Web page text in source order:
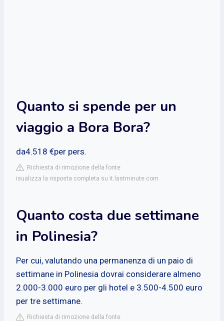
Quanto si spende per un
viaggio a Bora Bora?
da4.518 €per pers.
Richiesta di rimozione della fonte
isualizza la risposta completa su it.lastminute.com
Quanto costa due settimane
in Polinesia?
Per cui, valutando una permanenza di un paio di
settimane in Polinesia dovrai considerare almeno
2.000-3.000 euro per gli hotel e 3.500-4.500 euro
per tre settimane.
Richiesta di rimozione della fonte